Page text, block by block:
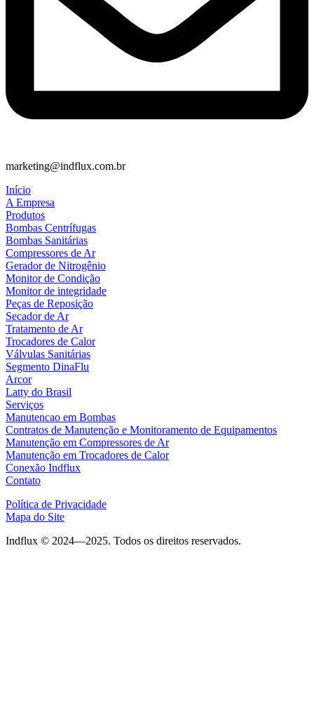
marketing@indflux.com.br
Início
A Empresa
Produtos
Bombas Centrífugas
Bombas Sanitárias
Compressores de Ar
Gerador de Nitrogênio
Monitor de Condição
Monitor de integridade
Peças de Reposição
Secador de Ar
Tratamento de Ar
Trocadores de Calor
Válvulas Sanitárias
Segmento DinaFlu
Arcor
Latty do Brasil
Serviços
Manutencao em Bombas
Contratos de Manutenção e Monitoramento de Equipamentos
Manutenção em Compressores de Ar
Manutenção em Trocadores de Calor
Conexão Indflux
Contato
Política de Privacidade
Mapa do Site
Indflux © 2024—2025. Todos os direitos reservados.